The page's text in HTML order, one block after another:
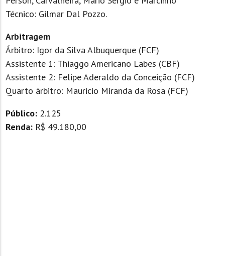
Técnico: Gilmar Dal Pozzo.
Arbitragem
Árbitro: Igor da Silva Albuquerque (FCF)
Assistente 1: Thiaggo Americano Labes (CBF)
Assistente 2: Felipe Aderaldo da Conceição (FCF)
Quarto árbitro: Mauricio Miranda da Rosa (FCF)
Público: 2.125
Renda: R$ 49.180,00